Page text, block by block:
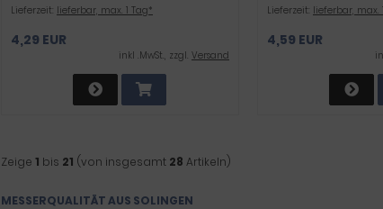
Lieferzeit: lieferbar, max. 1 Tag*
4,29 EUR
inkl .MwSt., zzgl. Versand
Lieferzeit: lieferbar, max.
4,59 EUR
Zeige 1 bis 21 (von insgesamt 28 Artikeln)
MESSERQUALITÄT AUS SOLINGEN